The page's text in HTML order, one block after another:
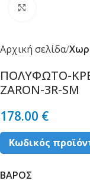
Αρχική σελίδα
ΠΟΛΥΦΩΤΟ-
ZARON-3R-SM
178.00 €
Κωδικός
ΒΑΡΟΣ